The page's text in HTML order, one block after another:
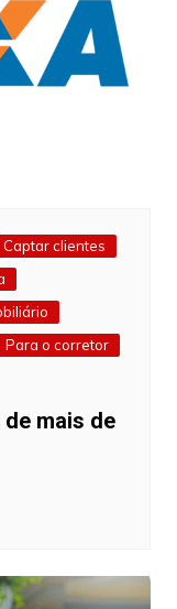
Captar clientes
Para o corretor
mais de